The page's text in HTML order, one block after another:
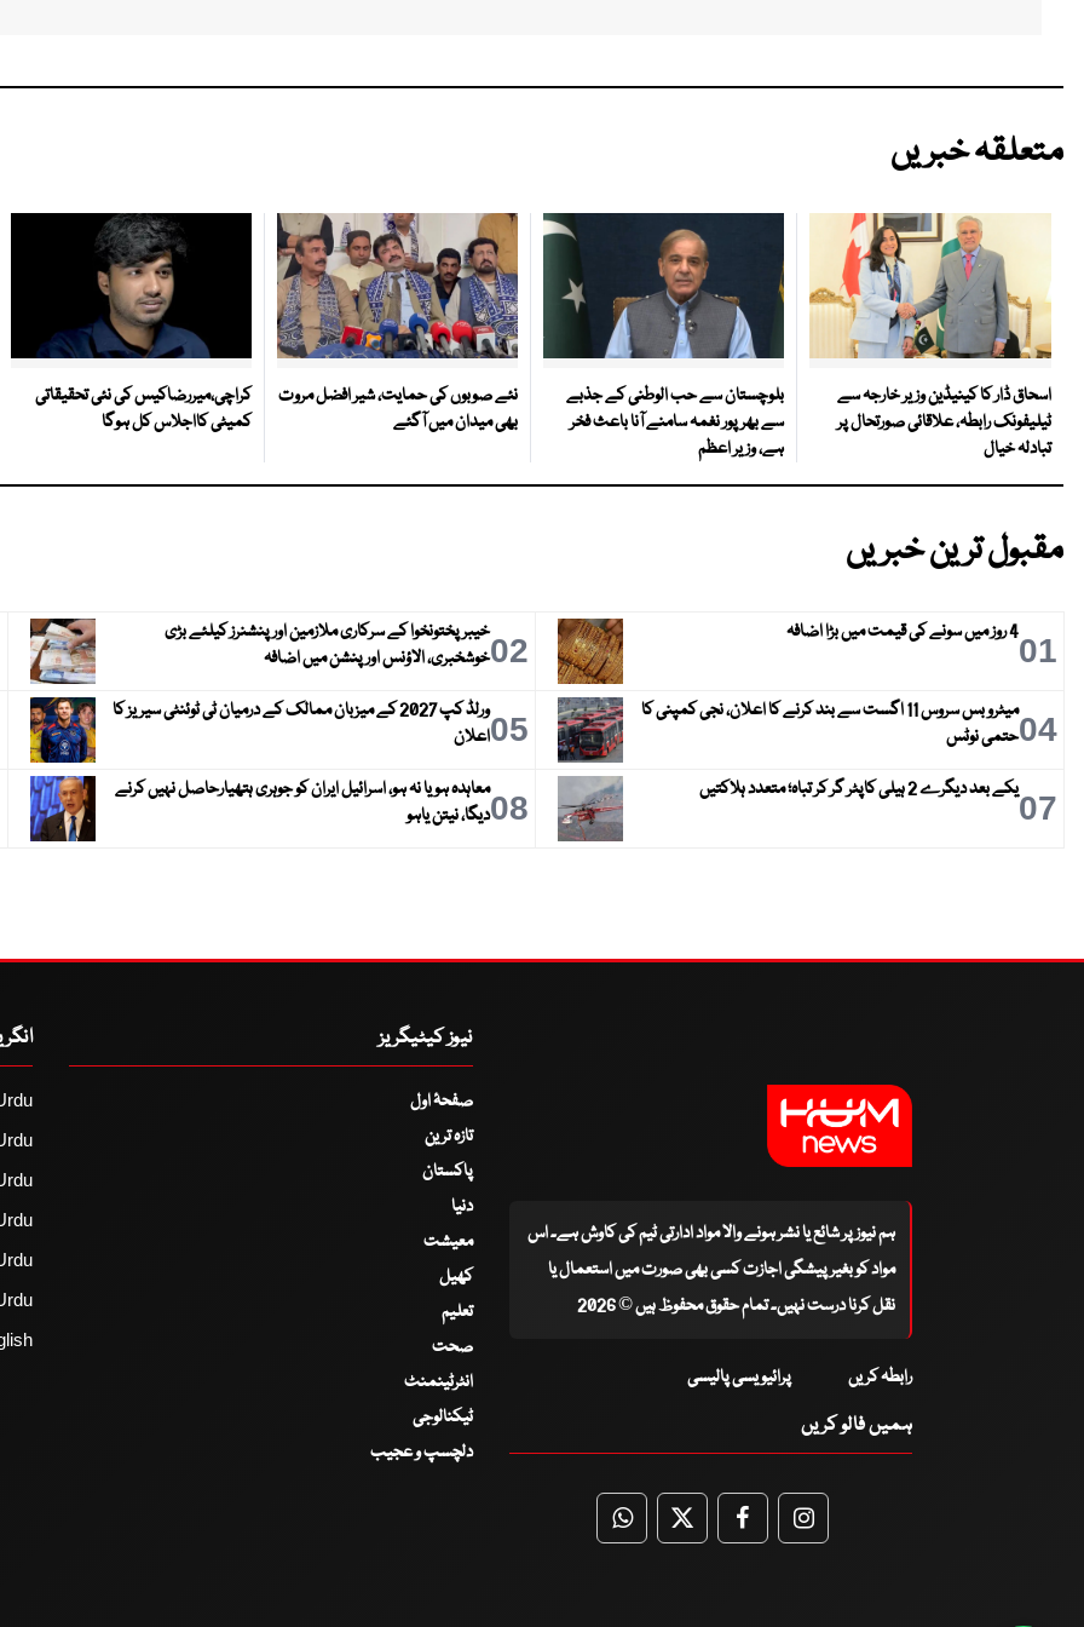
متعلقہ خبریں
اسحاق ڈار کا کینیڈین وزیر خارجہ سے
ٹیلیفونک رابطہ، علاقائی صورتحال پر
تبادلہ خیال
بلوچستان سے حب الوطنی کے جذبے
سے بھرپور نغمہ سامنے آنا باعث فخر
ہے، وزیر اعظم
نئے صوبوں کی حمایت، شیر افضل مروت
بھی میدان میں آگئے
کراچی،میررضاکیس کی نئی تحقیقاتی
کمیٹی کااجلاس کل ہوگا
مقبول ترین خبریں
014 روز میں سونے کی قیمت میں بڑا اضافہ 02خیبرپختونخوا کے سرکاری ملازمین اور پنشنرز کیلئے بڑی
خوشخبری، الاؤنس اور پنشن میں اضافہ
04
میٹرو بس سروس 11 اگست سے بند کرنے کا اعلان، نجی کمپنی کا
حتمی نوٹس
05
ورلڈ کپ 2027 کے میزبان ممالک کے درمیان ٹی ٹوئنٹی سیریز کا
اعلان
07یکے بعد دیگرے 2 ہیلی کاپٹر گر کر تباہ؛ متعدد ہلاکتیں 08معاہدہ ہو یا نہ ہو، اسرائیل ایران کو جوہری ہتھیارحاصل نہیں کرنے
دیگا، نیتن یاہو
ہم نیوز پر شائع یا نشر ہونے والا مواد ادارتی ٹیم کی کاوش ہے۔ اس
مواد کو بغیر پیشگی اجازت کسی بھی صورت میں استعمال یا
نقل کرنا درست نہیں۔ تمام حقوق محفوظ ہیں © 2026
رابطہ کریں پرائیویسی پالیسی
ہمیں فالو کریں
WhatsApp
TwitterFacebookFacebook
نیوز کیٹیگریز
صفحۂ اول
تازہ ترین
پاکستان
دنیا
معیشت
کھیل
تعلیم
صحت
انٹرٹینمنٹ
ٹیکنالوجی
دلچسپ و عجیب